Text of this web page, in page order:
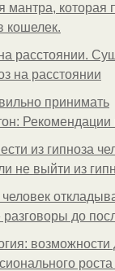
мантра, которая
кошелек.
расстоянии.
на расстоянии
принимать
Рекомендации
из гипноза
не выйти из
до
возможности
роста